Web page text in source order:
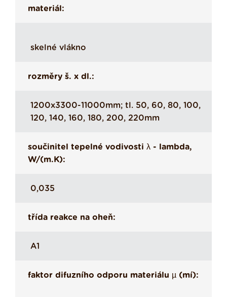
materiál:
skelné vlákno
rozměry š. x dl.:
1200x3300-11000mm; tl. 50, 60, 80, 100,
120, 140, 160, 180, 200, 220mm
součinitel tepelné vodivosti λ - lambda,
W/(m.K):
0,035
třída reakce na oheň:
A1
faktor difuzního odporu materiálu µ (mí):